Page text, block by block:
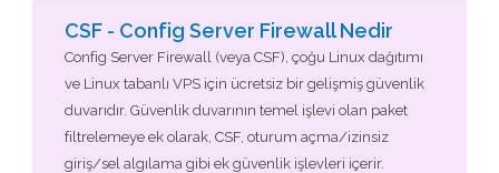
CSF - Config Server Firewall Nedir
Config Server Firewall (veya CSF), çoğu Linux dağıtımı
ve Linux tabanlı VPS için ücretsiz bir gelişmiş güvenlik
duvarıdır. Güvenlik duvarının temel işlevi olan paket
filtrelemeye ek olarak, CSF, oturum açma/izinsiz
giriş/sel algılama gibi ek güvenlik işlevleri içerir.